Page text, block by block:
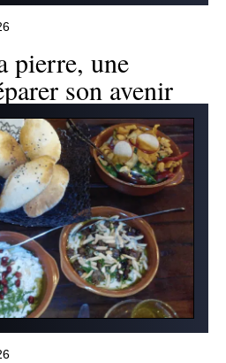
pierre, une
son avenir